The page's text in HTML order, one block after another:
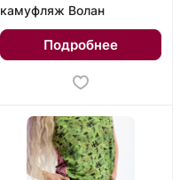
камуфляж Волан
Подробнее